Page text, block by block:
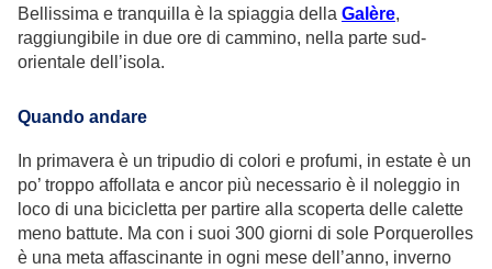
Bellissima e tranquilla è la spiaggia della Galère,
raggiungibile in due ore di cammino, nella parte sud-
orientale dell’isola.
Quando andare
In primavera è un tripudio di colori e profumi, in estate è un
po’ troppo affollata e ancor più necessario è il noleggio in
loco di una bicicletta per partire alla scoperta delle calette
meno battute. Ma con i suoi 300 giorni di sole Porquerolles
è una meta affascinante in ogni mese dell’anno, inverno